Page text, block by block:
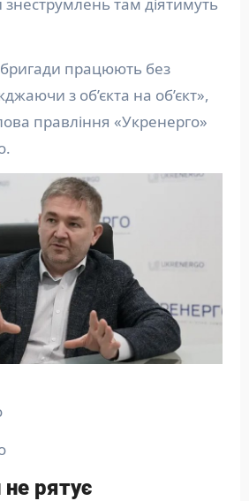
знеструмлень там діятимуть
працюють без
з об’єкта на об’єкт»,
правління «Укренерго»
рятує